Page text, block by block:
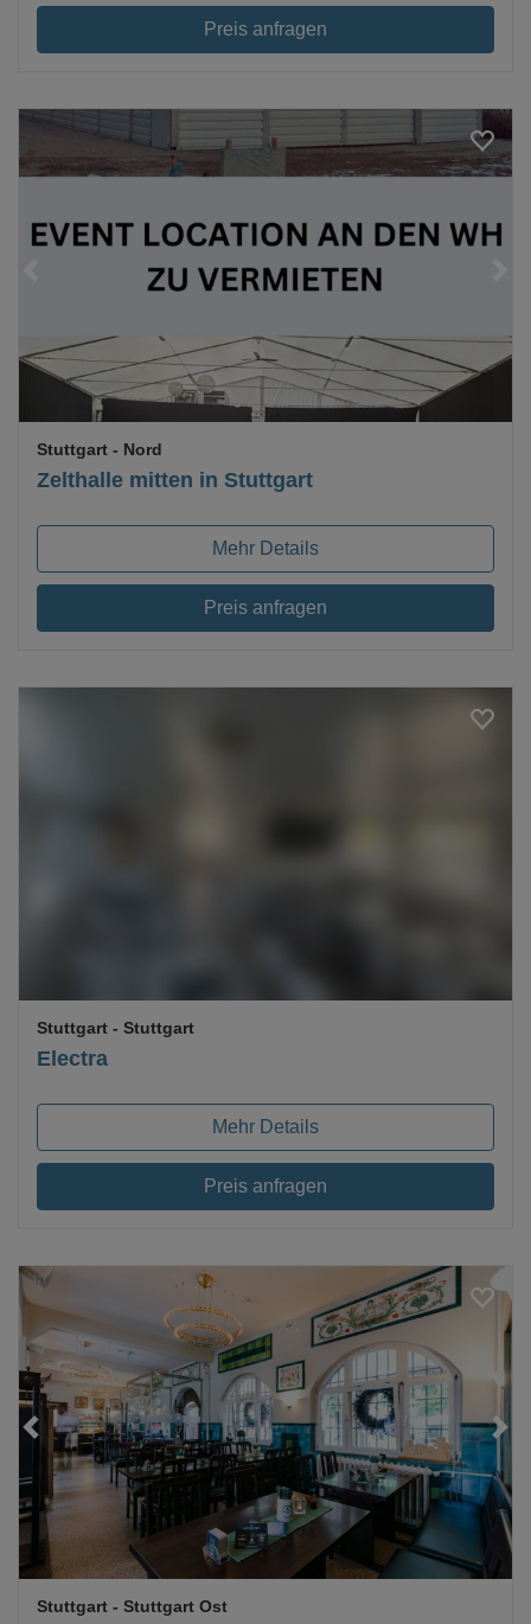
Preis anfragen
Zelthalle mitten in Stuttgart
Stuttgart - Nord
Mehr Details
Preis anfragen
Electra
Stuttgart - Stuttgart
Mehr Details
Preis anfragen
Loading...
Stuttgart - Stuttgart Ost